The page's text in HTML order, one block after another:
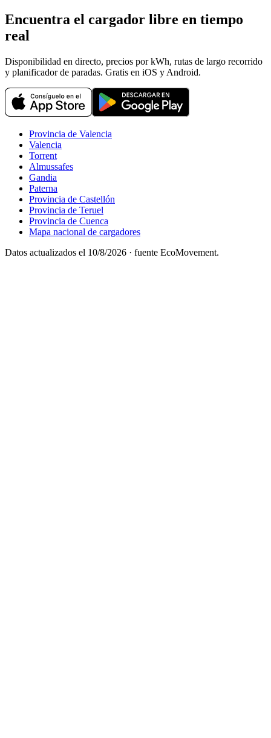
Encuentra el cargador libre en tiempo
real
Disponibilidad en directo, precios por kWh, rutas de largo recorrido
y planificador de paradas. Gratis en iOS y Android.
Provincia de Valencia
Valencia
Torrent
Almussafes
Gandia
Paterna
Provincia de Castellón
Provincia de Teruel
Provincia de Cuenca
Mapa nacional de cargadores
Datos actualizados el 10/8/2026 · fuente EcoMovement.